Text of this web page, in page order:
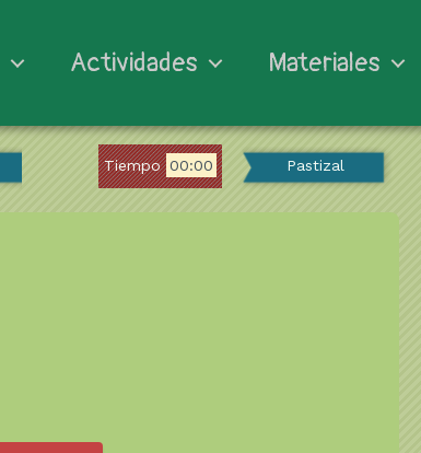
Actividades Materiales
Tiempo 00:00 Pastizal